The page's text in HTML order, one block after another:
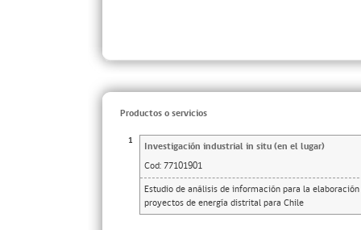
Productos o servicios
1
Investigación industrial in situ (en el lugar)
Cod: 77101901
Estudio de análisis de información para la
proyectos de energía distrital para Chile